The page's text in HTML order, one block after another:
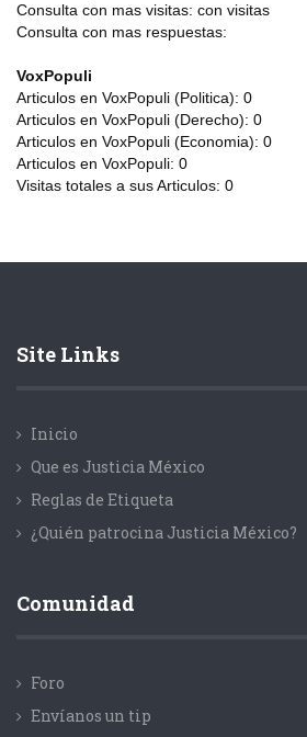
Consulta con mas visitas: con visitas
Consulta con mas respuestas:
VoxPopuli
Articulos en VoxPopuli (Politica): 0
Articulos en VoxPopuli (Derecho): 0
Articulos en VoxPopuli (Economia): 0
Articulos en VoxPopuli: 0
Visitas totales a sus Articulos: 0
Site Links
Inicio
Que es Justicia México
Reglas de Etiqueta
¿Quién patrocina Justicia México?
Comunidad
Foro
Envíanos un tip